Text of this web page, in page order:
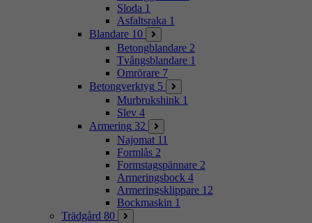
Sloda 1
Asfaltsraka 1
Blandare 10
Betongblandare 2
Tvångsblandare 1
Omrörare 7
Betongverktyg 5
Murbrukshink 1
Slev 4
Armering 32
Najomat 11
Formlås 2
Formstagspännare 2
Armeringsbock 4
Armeringsklippare 12
Bockmaskin 1
Trädgård 80